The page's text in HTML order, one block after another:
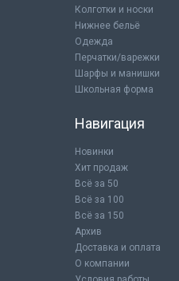
Колготки и носки
Нижнее бельё
Одежда
Перчатки/варежки
Шарфы и манишки
Школьная форма
Навигация
Новинки
Хит продаж
Всё за 50
Всё за 100
Всё за 150
Архив
Доставка и оплата
О компании